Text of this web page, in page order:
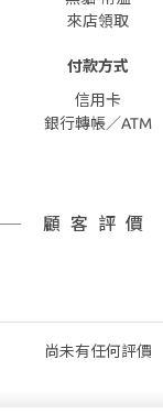
來店領取
付款方式
信用卡
銀行轉帳／ATM
顧客評價
尚未有任何評價